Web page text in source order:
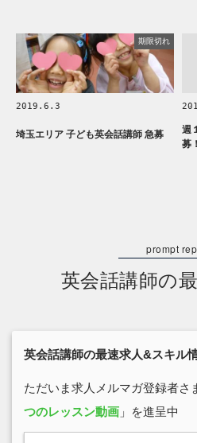
期限切れ
2019.6.3
埼玉エリア 子ども英会話講師 急募
週
募
英会話講師の
英会話講師の最速求人&スキル
ただいま求人メルマガ登録者さ
つのレッスン動画 」を進呈中